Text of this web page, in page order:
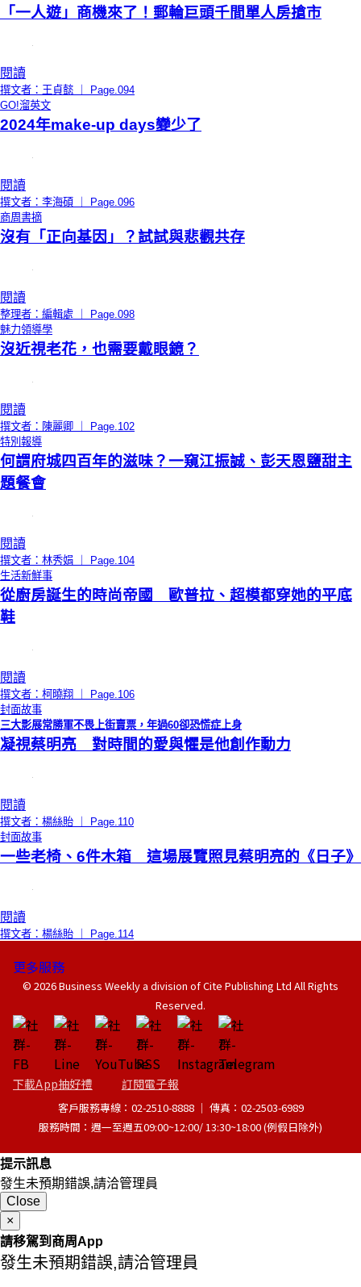
「一人遊」商機來了！郵輪巨頭千間單人房搶市
閱讀
撰文者：王貞懿 ｜ Page.094
GO!溜英文
2024年make-up days變少了
閱讀
撰文者：李海碩 ｜ Page.096
商周書摘
沒有「正向基因」？試試與悲觀共存
閱讀
整理者：編輯處 ｜ Page.098
魅力領導學
沒近視老花，也需要戴眼鏡？
閱讀
撰文者：陳麗卿 ｜ Page.102
特別報導
何謂府城四百年的滋味？一窺江振誠、彭天恩鹽甜主
題餐會
閱讀
撰文者：林秀娟 ｜ Page.104
生活新鮮事
從廚房誕生的時尚帝國 歐普拉、超模都穿她的平底
鞋
閱讀
撰文者：柯曉翔 ｜ Page.106
封面故事
三大影展常勝軍不畏上街賣票，年過60卻恐慌症上身
凝視蔡明亮 對時間的愛與懼是他創作動力
閱讀
撰文者：楊絲貽 ｜ Page.110
封面故事
一些老椅、6件木箱 這場展覽照見蔡明亮的《日子》
閱讀
撰文者：楊絲貽 ｜ Page.114
更多服務
© 2026 Business Weekly a division of Cite Publishing Ltd All Rights
Reserved.
下載App抽好禮 訂閱電子報
客戶服務專線：02-2510-8888 │ 傳真：02-2503-6989
服務時間：週一至週五09:00~12:00/ 13:30~18:00 (例假日除外)
提示訊息
發生未預期錯誤,請洽管理員
Close
×
請移駕到商周App
發生未預期錯誤,請洽管理員